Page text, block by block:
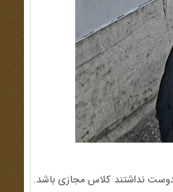
دوست نداشتند کلاس‌ مجازی باشد.